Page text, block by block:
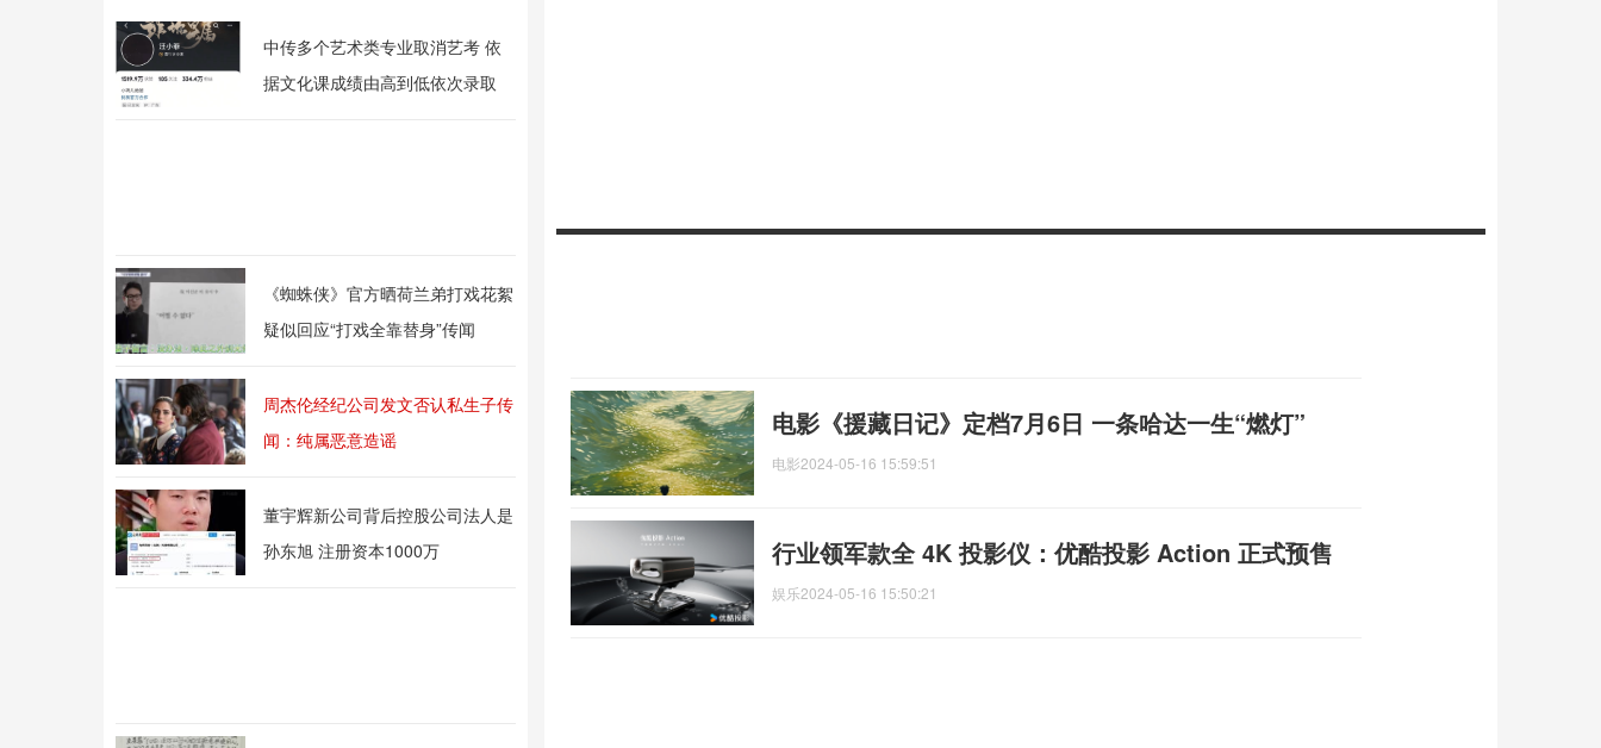
中传多个艺术类专业取消艺考 依
据文化课成绩由高到低依次录取
《蜘蛛侠》官方晒荷兰弟打戏花絮
疑似回应“打戏全靠替身”传闻
周杰伦经纪公司发文否认私生子传
闻：纯属恶意造谣
董宇辉新公司背后控股公司法人是
孙东旭 注册资本1000万
电影《援藏日记》定档7月6日 一条哈达一生“燃灯”
电影2024-05-16 15:59:51
行业领军款全 4K 投影仪：优酷投影 Action 正式预售
娱乐2024-05-16 15:50:21